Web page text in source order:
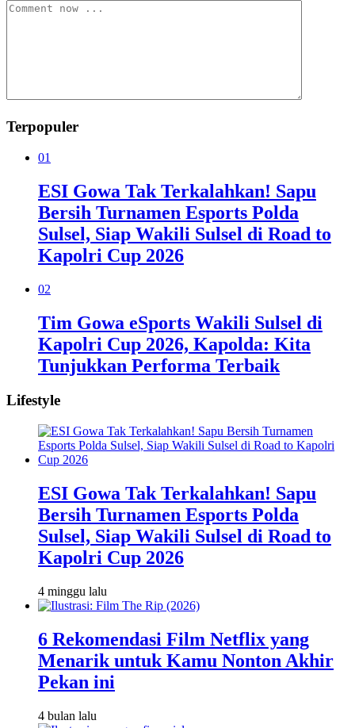
Terpopuler
01
ESI Gowa Tak Terkalahkan! Sapu
Bersih Turnamen Esports Polda
Sulsel, Siap Wakili Sulsel di Road to
Kapolri Cup 2026
02
Tim Gowa eSports Wakili Sulsel di
Kapolri Cup 2026, Kapolda: Kita
Tunjukkan Performa Terbaik
Lifestyle
ESI Gowa Tak Terkalahkan! Sapu
Bersih Turnamen Esports Polda
Sulsel, Siap Wakili Sulsel di Road to
Kapolri Cup 2026
4 minggu lalu
6 Rekomendasi Film Netflix yang
Menarik untuk Kamu Nonton Akhir
Pekan ini
4 bulan lalu